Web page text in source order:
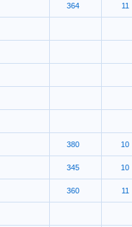
364 11
380 10
345 10
360 11